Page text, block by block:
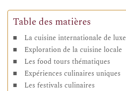
Table des matières
La cuisine internationale de luxe
Exploration de la cuisine locale
Les food tours thématiques
Expériences culinaires uniques
Les festivals culinaires